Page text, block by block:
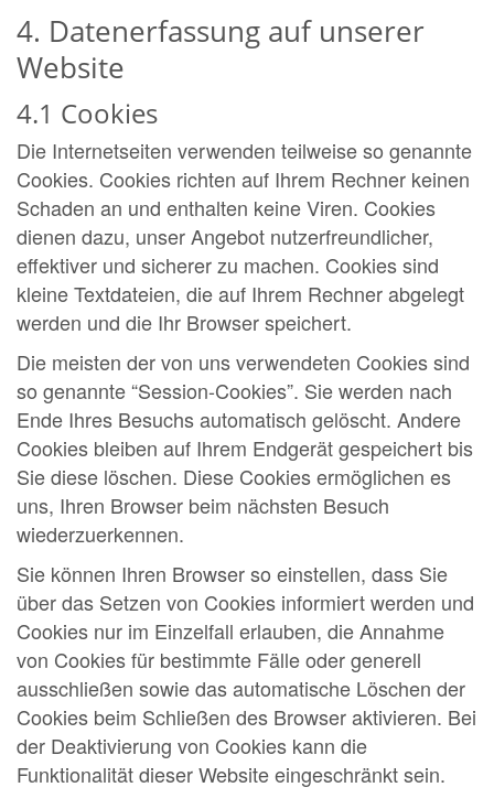
4. Datenerfassung auf unserer
Website
4.1 Cookies
Die Internetseiten verwenden teilweise so genannte
Cookies. Cookies richten auf Ihrem Rechner keinen
Schaden an und enthalten keine Viren. Cookies
dienen dazu, unser Angebot nutzerfreundlicher,
effektiver und sicherer zu machen. Cookies sind
kleine Textdateien, die auf Ihrem Rechner abgelegt
werden und die Ihr Browser speichert.
Die meisten der von uns verwendeten Cookies sind
so genannte “Session-Cookies”. Sie werden nach
Ende Ihres Besuchs automatisch gelöscht. Andere
Cookies bleiben auf Ihrem Endgerät gespeichert bis
Sie diese löschen. Diese Cookies ermöglichen es
uns, Ihren Browser beim nächsten Besuch
wiederzuerkennen.
Sie können Ihren Browser so einstellen, dass Sie
über das Setzen von Cookies informiert werden und
Cookies nur im Einzelfall erlauben, die Annahme
von Cookies für bestimmte Fälle oder generell
ausschließen sowie das automatische Löschen der
Cookies beim Schließen des Browser aktivieren. Bei
der Deaktivierung von Cookies kann die
Funktionalität dieser Website eingeschränkt sein.